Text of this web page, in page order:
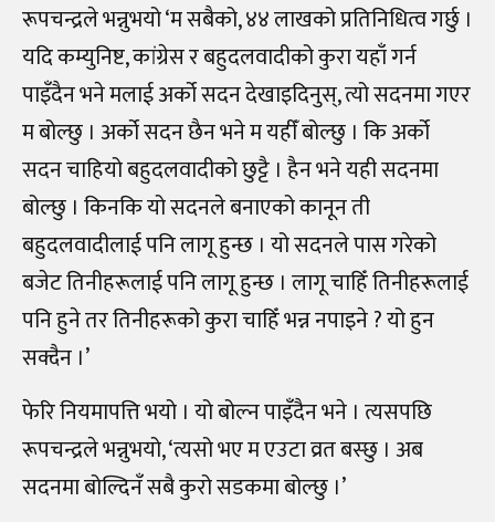
रूपचन्द्रले भन्नुभयो ‘म सबैको, ४४ लाखको प्रतिनिधित्व गर्छु ।
यदि कम्युनिष्ट, कांग्रेस र बहुदलवादीको कुरा यहाँ गर्न
पाइँदैन भने मलाई अर्को सदन देखाइदिनुस्, त्यो सदनमा गएर
म बोल्छु । अर्को सदन छैन भने म यहीँ बोल्छु । कि अर्को
सदन चाहियो बहुदलवादीको छुट्टै । हैन भने यही सदनमा
बोल्छु । किनकि यो सदनले बनाएको कानून ती
बहुदलवादीलाई पनि लागू हुन्छ । यो सदनले पास गरेको
बजेट तिनीहरूलाई पनि लागू हुन्छ । लागू चाहिँ तिनीहरूलाई
पनि हुने तर तिनीहरूको कुरा चाहिँ भन्न नपाइने ? यो हुन
सक्दैन ।’
फेरि नियमापत्ति भयो । यो बोल्न पाइँदैन भने । त्यसपछि
रूपचन्द्रले भन्नुभयो, ‘त्यसो भए म एउटा व्रत बस्छु । अब
सदनमा बोल्दिनँ सबै कुरो सडकमा बोल्छु ।’